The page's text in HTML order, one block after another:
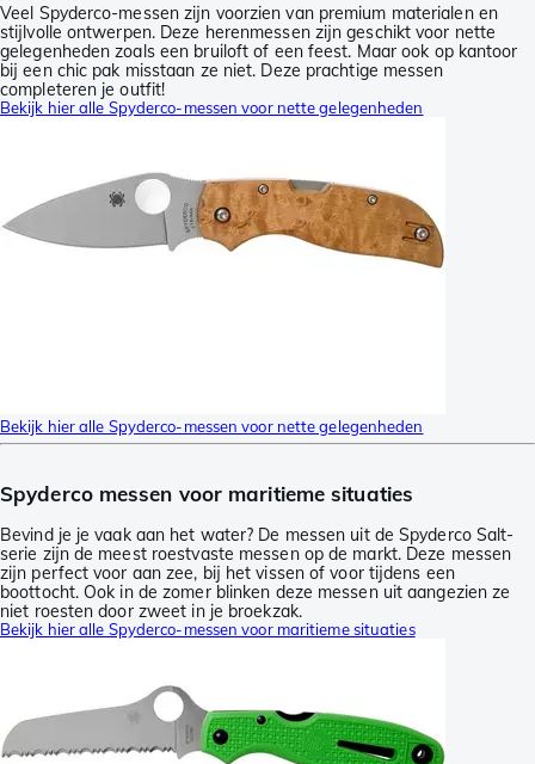
Veel Spyderco-messen zijn voorzien van premium materialen en
stijlvolle ontwerpen. Deze herenmessen zijn geschikt voor nette
gelegenheden zoals een bruiloft of een feest. Maar ook op kantoor
bij een chic pak misstaan ze niet. Deze prachtige messen
completeren je outfit!
Bekijk hier alle Spyderco-messen voor nette gelegenheden
Bekijk hier alle Spyderco-messen voor nette gelegenheden
Spyderco messen voor maritieme situaties
Bevind je je vaak aan het water? De messen uit de Spyderco Salt-
serie zijn de meest roestvaste messen op de markt. Deze messen
zijn perfect voor aan zee, bij het vissen of voor tijdens een
boottocht. Ook in de zomer blinken deze messen uit aangezien ze
niet roesten door zweet in je broekzak.
Bekijk hier alle Spyderco-messen voor maritieme situaties